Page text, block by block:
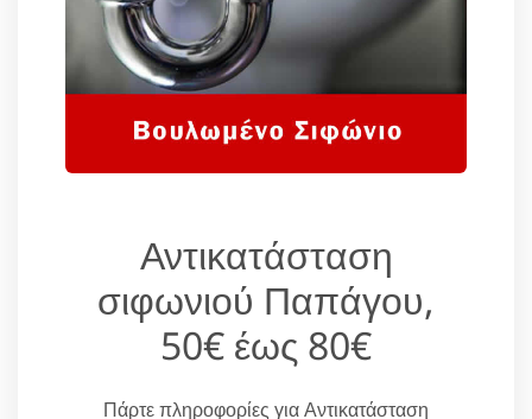
Αντικατάσταση
σιφωνιού Παπάγου,
50€ έως 80€
Πάρτε πληροφορίες για Αντικατάσταση